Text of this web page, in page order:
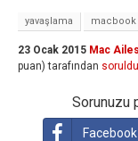
yavaşlama macbook
23 Ocak 2015 Mac
puan) tarafından soruldu
Sorunuzu
Facebook